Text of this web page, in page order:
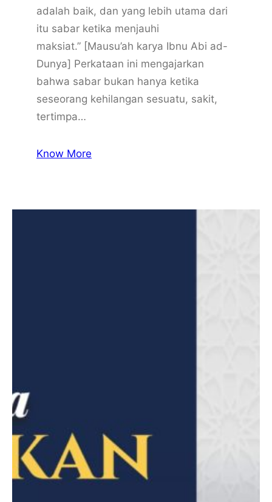
adalah baik, dan yang lebih utama dari
itu sabar ketika menjauhi
maksiat.” [Mausu’ah karya Ibnu Abi ad-
Dunya] Perkataan ini mengajarkan
bahwa sabar bukan hanya ketika
seseorang kehilangan sesuatu, sakit,
tertimpa…
Know More